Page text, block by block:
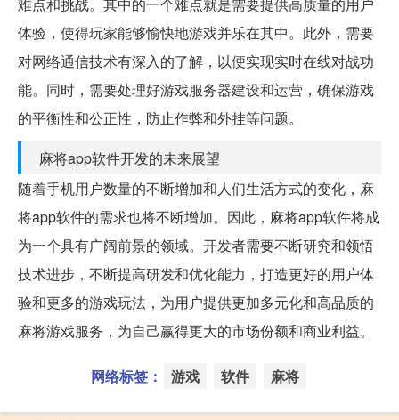
难点和挑战。其中的一个难点就是需要提供高质量的用户
体验，使得玩家能够愉快地游戏并乐在其中。此外，需要
对网络通信技术有深入的了解，以便实现实时在线对战功
能。同时，需要处理好游戏服务器建设和运营，确保游戏
的平衡性和公正性，防止作弊和外挂等问题。
麻将app软件开发的未来展望
随着手机用户数量的不断增加和人们生活方式的变化，麻
将app软件的需求也将不断增加。因此，麻将app软件将成
为一个具有广阔前景的领域。开发者需要不断研究和领悟
技术进步，不断提高研发和优化能力，打造更好的用户体
验和更多的游戏玩法，为用户提供更加多元化和高品质的
麻将游戏服务，为自己赢得更大的市场份额和商业利益。
网络标签： 游戏 软件 麻将